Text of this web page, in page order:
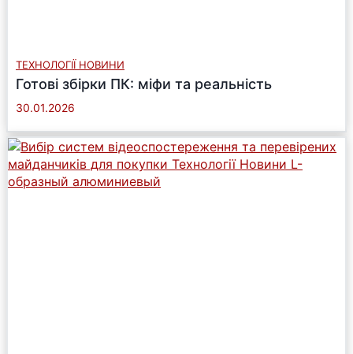
ТЕХНОЛОГІЇ НОВИНИ
Готові збірки ПК: міфи та реальність
30.01.2026